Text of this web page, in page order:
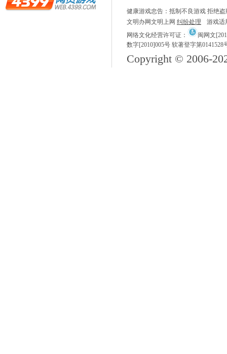
健康游戏忠告：抵制不良游戏 拒绝
文明办网文明上网 纠纷处理
游戏适
网络文化经营许可证：
闽网文
数字[2010]005号 软著登字第0141528
Copyright © 2006-